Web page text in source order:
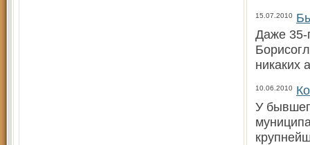
15.07.2010
Даже 35-
никаких
10.06.2010
У